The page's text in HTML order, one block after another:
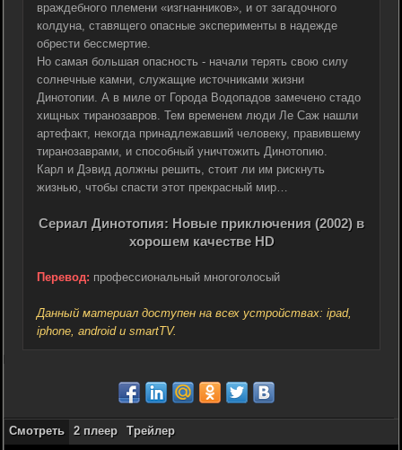
враждебного племени «изгнанников», и от загадочного
колдуна, ставящего опасные эксперименты в надежде
обрести бессмертие.
Но самая большая опасность - начали терять свою силу
солнечные камни, служащие источниками жизни
Динотопии. А в миле от Города Водопадов замечено стадо
хищных тиранозавров. Тем временем люди Ле Саж нашли
артефакт, некогда принадлежавший человеку, правившему
тиранозаврами, и способный уничтожить Динотопию.
Карл и Дэвид должны решить, стоит ли им рискнуть
жизнью, чтобы спасти этот прекрасный мир…
Сериал Динотопия: Новые приключения (2002) в
хорошем качестве HD
Перевод: профессиональный многоголосый
Данный материал доступен на всех устройствах: ipad,
iphone, android и smartTV.
Смотреть 2 плеер Трейлер